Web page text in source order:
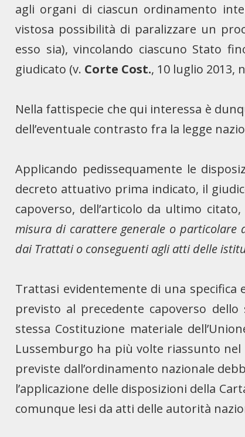
agli organi di ciascun ordinamento
vistosa possibilità di paralizzare un
esso sia), vincolando ciascuno Stato
giudicato (v. Corte Cost., 10 luglio 2013,
Nella fattispecie che qui interessa è
dell’eventuale contrasto fra la legge
Applicando pedissequamente le
decreto attuativo prima indicato, il
capoverso, dell’articolo da ultimo
misura di carattere generale o particolare
dai Trattati o conseguenti agli atti delle
Trattasi evidentemente di una specifica
previsto al precedente capoverso
stessa Costituzione materiale
Lussemburgo ha più volte riassunto
previste dall’ordinamento nazionale
l’applicazione delle disposizioni della
comunque lesi da atti delle autorità